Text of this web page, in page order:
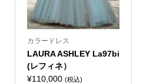
カラードレス
LAURA ASHLEY La97bi
(レフィネ）
¥110,000 (税込)